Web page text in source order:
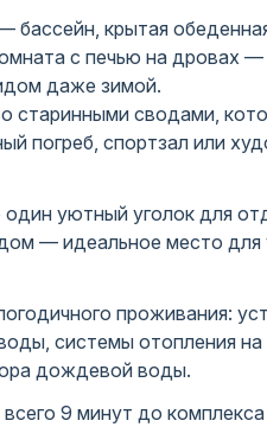
крытая
с печью на дровах
даже зимой.
старинными сводами,
погреб, спортзал или
уютный уголок для
— идеальное место для
проживания:
системы отопления
дождевой воды.
9 минут до